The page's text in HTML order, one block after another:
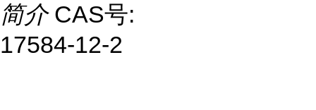
简介 CAS号:
17584-12-2